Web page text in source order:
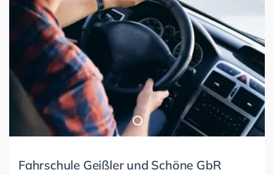
Fahrschule Geißler und Schöne GbR